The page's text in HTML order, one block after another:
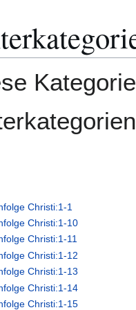
Christi:1-1
Christi:1-10
Christi:1-11
Christi:1-12
Christi:1-13
Christi:1-14
Christi:1-15